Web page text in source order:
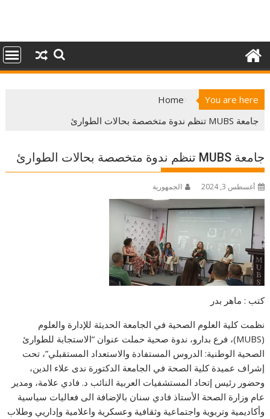
You are here
Home
جامعة MUBS‏ تنظم ندوة متخصصة بحالات الطوارئ
جامعة MUBS‏ تنظم ندوة متخصصة بحالات الطوارئ
أغسطس 3, 2024 الجمهورية
كتب : ماهر بدر
‏نظمت كلية العلوم الصحية في الجامعة الحديثة للإدارة والعلوم
(MUBS)، فرع بدارو، ندوة صحية حملت عنوان “الاستجابة للطوارئ
الصحية الوطنية: الدروس المستفادة والاستعداد المستقبلي”، تحت
إشراف عميدة كلية الصحة في الجامعة الدكتورة ندى علاء الدين،
وحضور رئيس إتحاد المستشفيات العربية النائب د. فادي علامة، ومدير
عام وزارة الصحة الأستاذ فادي سنان بالإضافة الى فعاليات سياسية
وأكاديمية وتربوية واجتماعية وثقافية وعسكرية واعلامية وإداريي وطلاب